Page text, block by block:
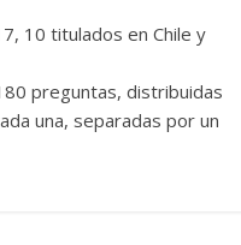
10 titulados en Chile y
preguntas, distribuidas
una, separadas por un